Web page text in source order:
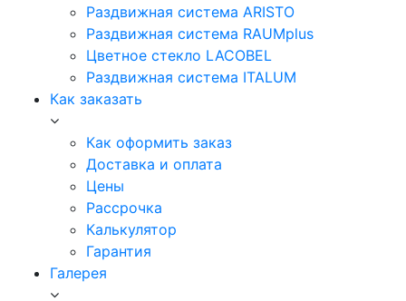
Раздвижная система ARISTO
Раздвижная система RAUMplus
Цветное стекло LACOBEL
Раздвижная система ITALUM
Как заказать
Как оформить заказ
Доставка и оплата
Цены
Рассрочка
Калькулятор
Гарантия
Галерея